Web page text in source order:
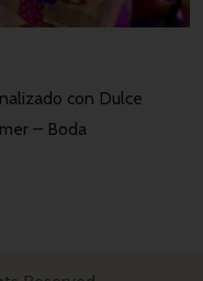
con Dulce
– Boda